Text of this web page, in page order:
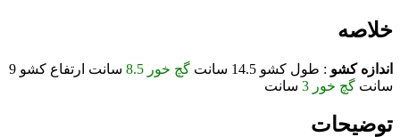
خلاصه
اندازه کشو : طول کشو 14.5 سانت گچ خور 8.5
سانت ارتفاع کشو 9
سانت گچ خور 3 سانت
توضیحات